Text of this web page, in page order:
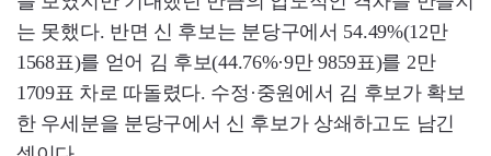
는 못했다. 반면 신 후보는 분당구에서 54.49%(12만
1568표)를 얻어 김 후보(44.76%·9만 9859표)를 2만
1709표 차로 따돌렸다. 수정·중원에서 김 후보가 확보
한 우세분을 분당구에서 신 후보가 상쇄하고도 남긴